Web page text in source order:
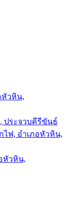
หัวหิน,
ประจวบคีรีขันธ์
ไฟ, อำเภอหัวหิน,
หัวหิน,